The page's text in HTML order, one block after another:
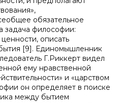
обязательное
задача философии:
описать
[9]. Единомышленник
Г.Риккерт видел
ему нравственной
и «царством
он определяет в поиске
между бытием